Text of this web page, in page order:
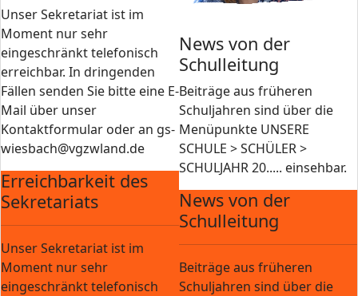
Unser Sekretariat ist im
Moment nur sehr
eingeschränkt telefonisch
erreichbar. In dringenden
Fällen senden Sie bitte eine E-
Mail über unser
Kontaktformular oder an gs-
wiesbach@vgzwland.de
Erreichbarkeit des
Sekretariats
Unser Sekretariat ist im
Moment nur sehr
eingeschränkt telefonisch
News von der
Schulleitung
Beiträge aus früheren
Schuljahren sind über die
Menüpunkte UNSERE
SCHULE > SCHÜLER >
SCHULJAHR 20..... einsehbar.
News von der
Schulleitung
Beiträge aus früheren
Schuljahren sind über die